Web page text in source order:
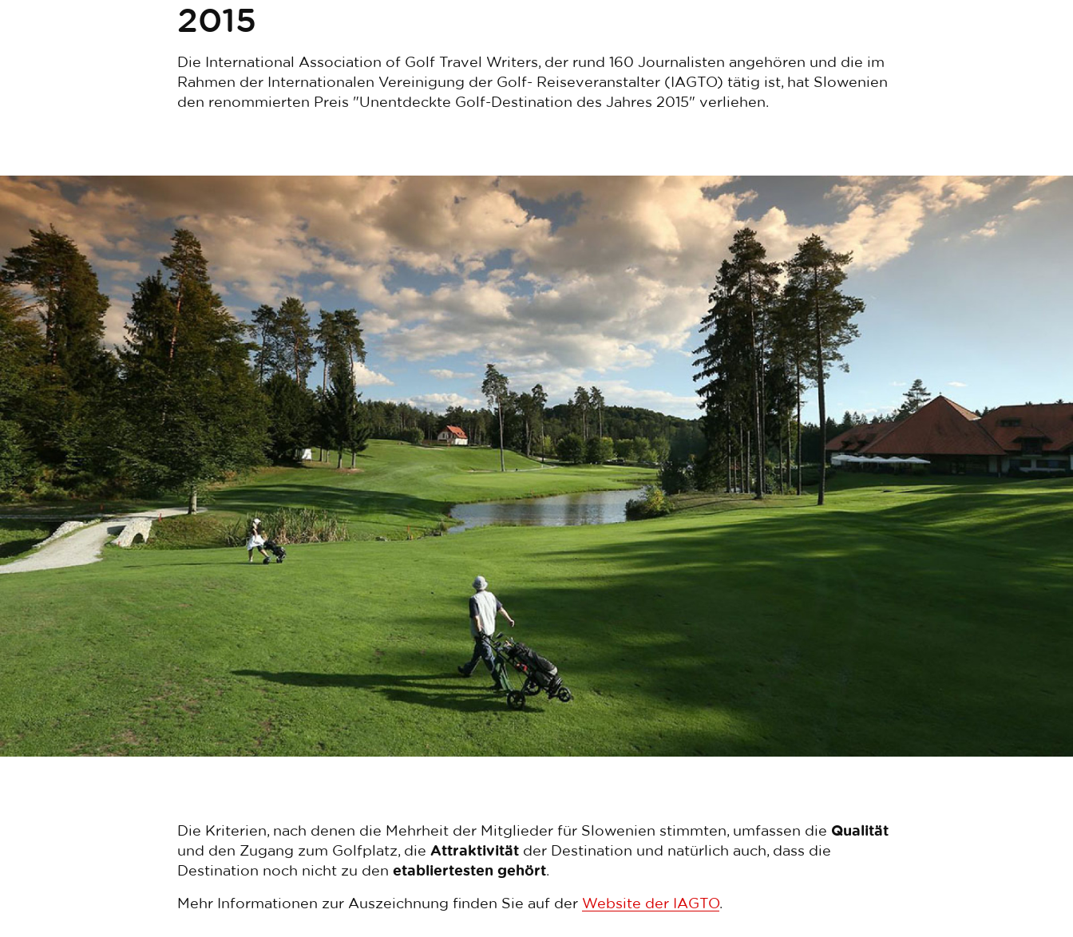
2015
Die International Association of Golf Travel Writers, der rund 160 Journalisten angehören und die im
Rahmen der Internationalen Vereinigung der Golf- Reiseveranstalter (IAGTO) tätig ist, hat Slowenien
den renommierten Preis "Unentdeckte Golf-Destination des Jahres 2015" verliehen.
Die Kriterien, nach denen die Mehrheit der Mitglieder für Slowenien stimmten, umfassen die Qualität
und den Zugang zum Golfplatz, die Attraktivität der Destination und natürlich auch, dass die
Destination noch nicht zu den etabliertesten gehört.
Mehr Informationen zur Auszeichnung finden Sie auf der Website der IAGTO.